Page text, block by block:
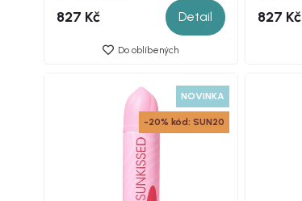
827 Kč Detail
Do oblíbených
827 Kč
NOVINKA
-20% kód: SUN20